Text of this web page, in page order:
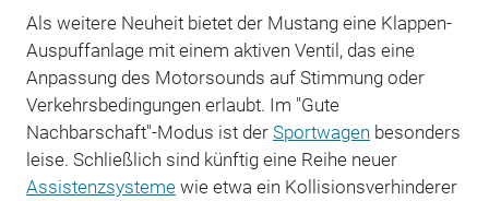
Als weitere Neuheit bietet der Mustang eine Klappen-
Auspuffanlage mit einem aktiven Ventil, das eine
Anpassung des Motorsounds auf Stimmung oder
Verkehrsbedingungen erlaubt. Im "Gute
Nachbarschaft"-Modus ist der Sportwagen besonders
leise. Schließlich sind künftig eine Reihe neuer
Assistenzsystemewie etwa ein Kollisionsverhinderer